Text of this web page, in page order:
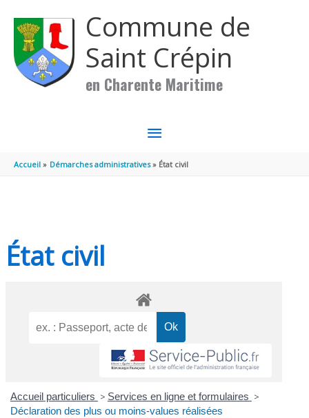
Commune de
Saint Crépin
en Charente Maritime
MENU
PRINCIPAL
Accueil Démarches administratives État civil
État civil
Accueil particuliers > Services en ligne et formulaires >
Déclaration des plus ou moins-values réalisées